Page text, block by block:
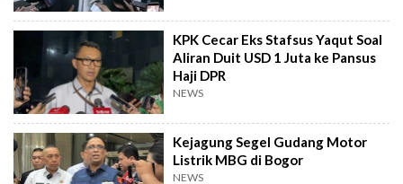
KPK Cecar Eks Stafsus Yaqut Soal
Aliran Duit USD 1 Juta ke Pansus
Haji DPR
NEWS
Kejagung Segel Gudang Motor
Listrik MBG di Bogor
NEWS